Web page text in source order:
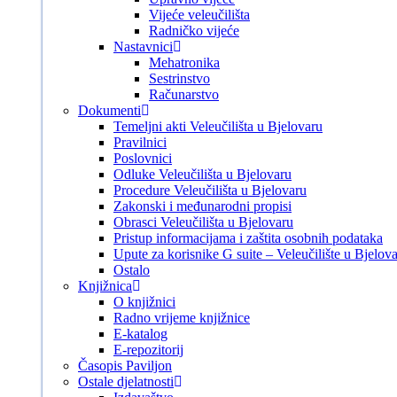
Vijeće veleučilišta
Radničko vijeće
Nastavnici
Mehatronika
Sestrinstvo
Računarstvo
Dokumenti
Temeljni akti Veleučilišta u Bjelovaru
Pravilnici
Poslovnici
Odluke Veleučilišta u Bjelovaru
Procedure Veleučilišta u Bjelovaru
Zakonski i međunarodni propisi
Obrasci Veleučilišta u Bjelovaru
Pristup informacijama i zaštita osobnih podataka
Upute za korisnike G suite – Veleučilište u
Ostalo
Knjižnica
O knjižnici
Radno vrijeme knjižnice
E-katalog
E-repozitorij
Časopis Paviljon
Ostale djelatnosti